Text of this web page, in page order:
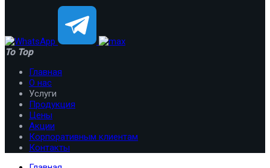
To Top
Главная
О нас
Услуги
Продукция
Цены
Акции
Корпоративным клиентам
Контакты